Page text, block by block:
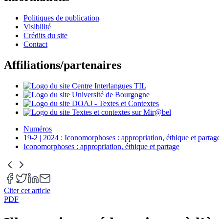
Politiques de publication
Visibilité
Crédits du site
Contact
Affiliations/partenaires
Numéros
19-2 | 2024 : Iconomorphoses : appropriation, éthique et
Iconomorphoses : appropriation, éthique et partage
Citer cet article
PDF